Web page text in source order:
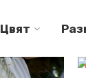
Цвят